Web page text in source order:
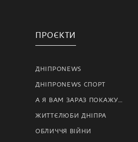
ПРОЄКТИ
ДНІПРОNEWS
ДНІПРОNEWS СПОРТ
А Я ВАМ ЗАРАЗ ПОКАЖУ…
ЖИТТЄЛЮБИ ДНІПРА
ОБЛИЧЧЯ ВІЙНИ